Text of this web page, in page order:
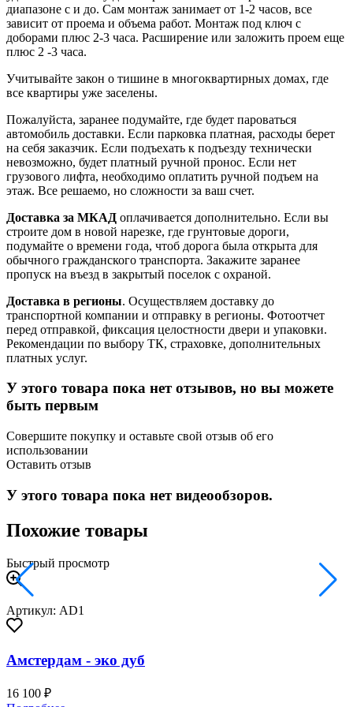
диапазоне с и до. Сам монтаж занимает от 1-2 часов, все
зависит от проема и объема работ. Монтаж под ключ с
доборами плюс 2-3 часа. Расширение или заложить проем еще
плюс 2 -3 часа.
Учитывайте закон о тишине в многоквартирных домах, где
все квартиры уже заселены.
Пожалуйста, заранее подумайте, где будет пароваться
автомобиль доставки. Если парковка платная, расходы берет
на себя заказчик. Если подъехать к подъезду технически
невозможно, будет платный ручной пронос. Если нет
грузового лифта, необходимо оплатить ручной подъем на
этаж. Все решаемо, но сложности за ваш счет.
Доставка за МКАД оплачивается дополнительно. Если вы
строите дом в новой нарезке, где грунтовые дороги,
подумайте о времени года, чтоб дорога была открыта для
обычного гражданского транспорта. Закажите заранее
пропуск на въезд в закрытый поселок с охраной.
Доставка в регионы. Осуществляем доставку до
транспортной компании и отправку в регионы. Фотоотчет
перед отправкой, фиксация целостности двери и упаковки.
Рекомендации по выбору ТК, страховке, дополнительных
платных услуг.
У этого товара пока нет отзывов, но вы можете
быть первым
Совершите покупку и оставьте свой отзыв об его
использовании
Оставить отзыв
У этого товара пока нет видеообзоров.
Похожие товары
Быстрый просмотр
Артикул: AD1
Амстердам - эко дуб
16 100 ₽